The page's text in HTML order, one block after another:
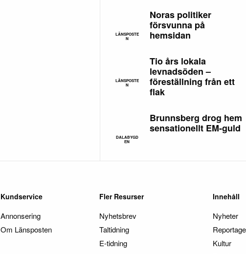
LÄNSPOSTE
N
Noras politiker
försvunna på
hemsidan
LÄNSPOSTE
N
Tio års lokala
levnadsöden –
föreställning från ett
flak
DALABYGD
EN
Brunnsberg drog hem
sensationellt EM-guld
Kundservice
Annonsering
Om Länsposten
Fler Resurser
Nyhetsbrev
Taltidning
E-tidning
Innehåll
Nyheter
Reportage
Kultur